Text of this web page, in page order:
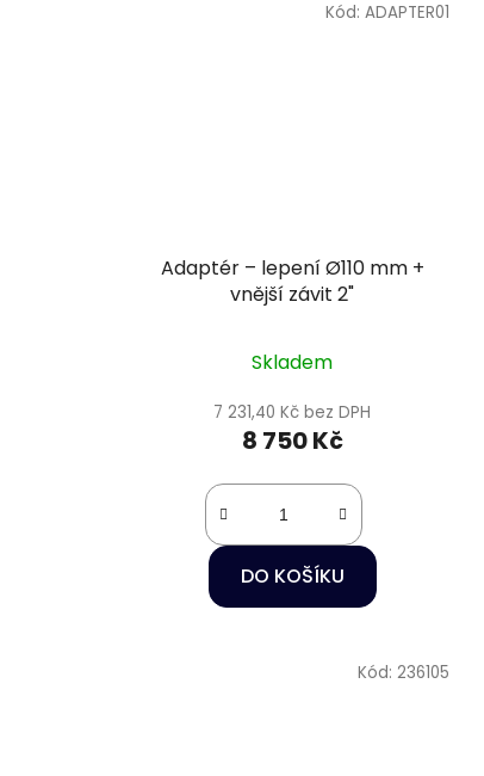
Adaptér – lepení Ø110 mm +
vnější závit 2"
Skladem
7 231,40 Kč bez DPH
8 750 Kč
DO KOŠÍKU
Kód: ADAPTER01
Kód: 236105